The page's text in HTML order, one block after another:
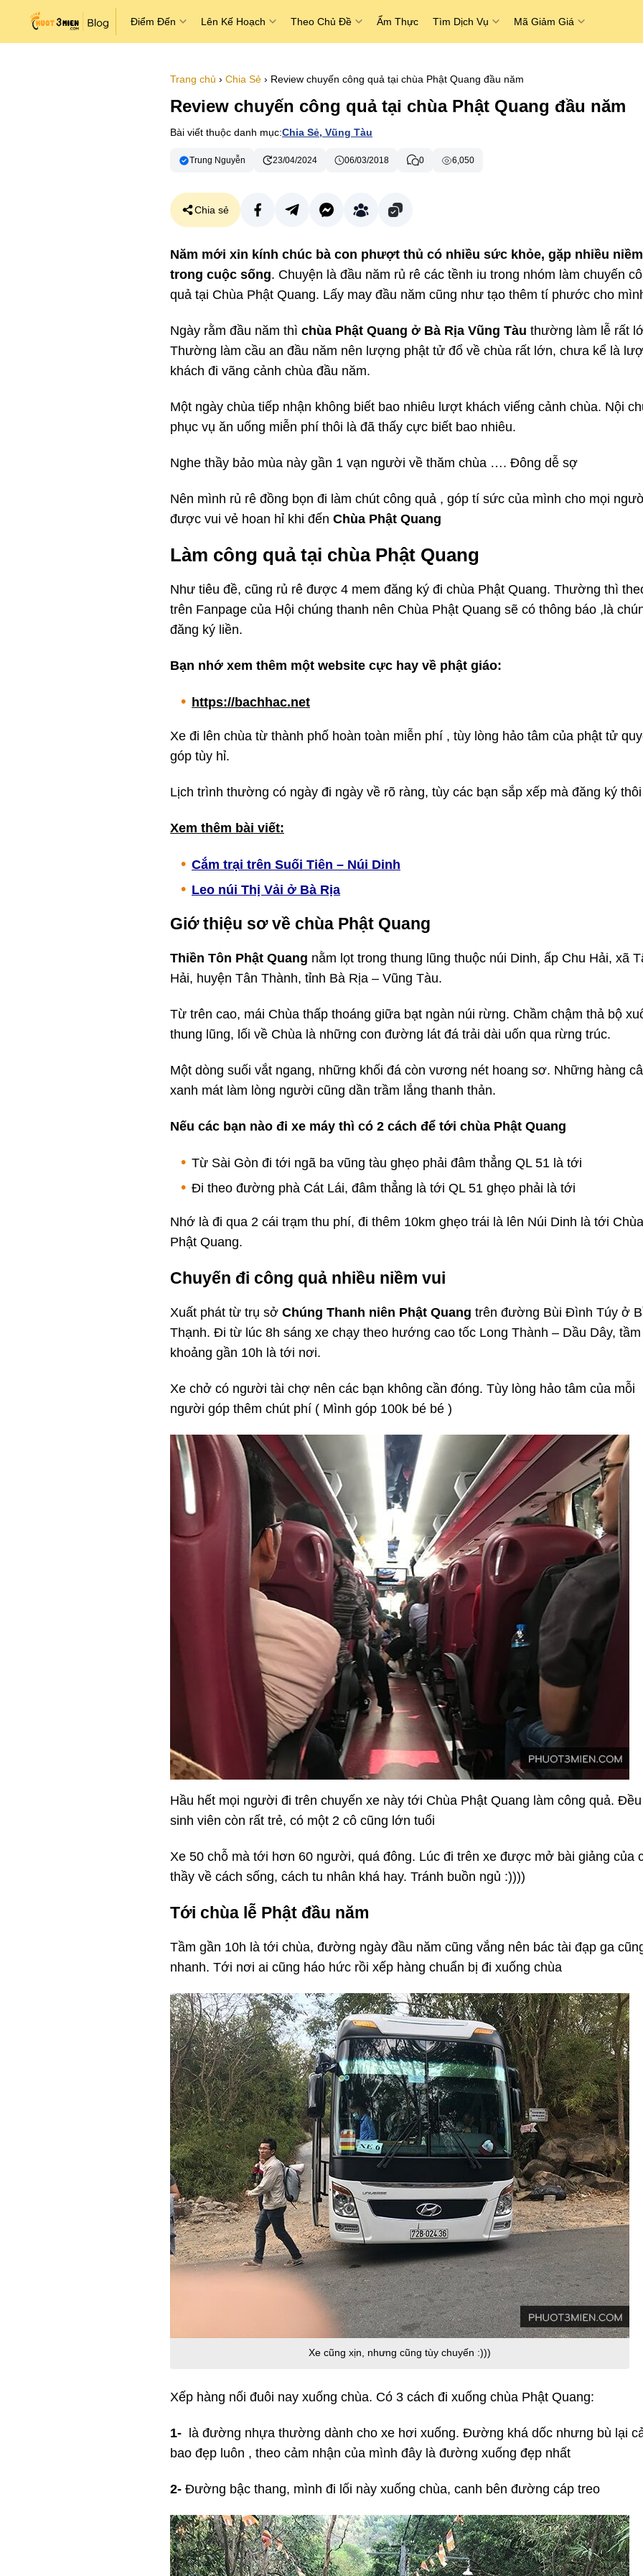
Điểm Đến Lên Kế Hoạch Theo Chủ Đề Ẩm Thực Tìm Dịch Vụ Mã Giảm Giá
Trang chủ › Chia Sẻ › Review chuyến công quả tại chùa Phật Quang đầu năm
Review chuyến công quả tại chùa Phật Quang đầu năm
Bài viết thuộc danh mục:Chia Sẻ, Vũng Tàu
Trung Nguyễn 23/04/2024 06/03/2018 0 6,050
Chia sẻ
Năm mới xin kính chúc bà con phượt thủ có nhiều sức khỏe, gặp nhiều
trong cuộc sống. Chuyện là đầu năm rủ rê các tềnh iu trong nhóm làm chuyến
quả tại Chùa Phật Quang. Lấy may đầu năm cũng như tạo thêm tí phước cho
Ngày rằm đầu năm thì chùa Phật Quang ở Bà Rịa Vũng Tàu thường làm lễ rất
Thường làm cầu an đầu năm nên lượng phật tử đổ về chùa rất lớn, chưa kể là
khách đi vãng cảnh chùa đầu năm.
Một ngày chùa tiếp nhận không biết bao nhiêu lượt khách viếng cảnh chùa. Nội
phục vụ ăn uống miễn phí thôi là đã thấy cực biết bao nhiêu.
Nghe thầy bảo mùa này gần 1 vạn người về thăm chùa …. Đông dễ sợ
Nên mình rủ rê đồng bọn đi làm chút công quả , góp tí sức của mình cho mọi
được vui vẻ hoan hỉ khi đến Chùa Phật Quang
Làm công quả tại chùa Phật Quang
Như tiêu đề, cũng rủ rê được 4 mem đăng ký đi chùa Phật Quang. Thường thì
trên Fanpage của Hội chúng thanh nên Chùa Phật Quang sẽ có thông báo ,là
đăng ký liền.
Bạn nhớ xem thêm một website cực hay về phật giáo:
https://bachhac.net
Xe đi lên chùa từ thành phố hoàn toàn miễn phí , tùy lòng hảo tâm của phật tử
góp tùy hỉ.
Lịch trình thường có ngày đi ngày về rõ ràng, tùy các bạn sắp xếp mà đăng ký thôi
Xem thêm bài viết:
Cắm trại trên Suối Tiên – Núi Dinh
Leo núi Thị Vải ở Bà Rịa
Giớ thiệu sơ về chùa Phật Quang
Thiền Tôn Phật Quang nằm lọt trong thung lũng thuộc núi Dinh, ấp Chu Hải, xã
Hải, huyện Tân Thành, tỉnh Bà Rịa – Vũng Tàu.
Từ trên cao, mái Chùa thấp thoáng giữa bạt ngàn núi rừng. Chầm chậm thả bộ
thung lũng, lối về Chùa là những con đường lát đá trải dài uốn qua rừng trúc.
Một dòng suối vắt ngang, những khối đá còn vương nét hoang sơ. Những hàng
xanh mát làm lòng người cũng dần trầm lắng thanh thản.
Nếu các bạn nào đi xe máy thì có 2 cách để tới chùa Phật Quang
Từ Sài Gòn đi tới ngã ba vũng tàu ghẹo phải đâm thẳng QL 51 là tới
Đi theo đường phà Cát Lái, đâm thẳng là tới QL 51 ghẹo phải là tới
Nhớ là đi qua 2 cái trạm thu phí, đi thêm 10km ghẹo trái là lên Núi Dinh là tới Chùa
Phật Quang.
Chuyến đi công quả nhiều niềm vui
Xuất phát từ trụ sở Chúng Thanh niên Phật Quang trên đường Bùi Đình Túy ở
Thạnh. Đi từ lúc 8h sáng xe chạy theo hướng cao tốc Long Thành – Dầu Dây, tầm
khoảng gần 10h là tới nơi.
Xe chở có người tài chợ nên các bạn không cần đóng. Tùy lòng hảo tâm của mỗi
người góp thêm chút phí ( Mình góp 100k bé bé )
Hầu hết mọi người đi trên chuyến xe này tới Chùa Phật Quang làm công quả.
sinh viên còn rất trẻ, có một 2 cô cũng lớn tuổi
Xe 50 chỗ mà tới hơn 60 người, quá đông. Lúc đi trên xe được mở bài giảng của
thầy về cách sống, cách tu nhân khá hay. Tránh buồn ngủ :))))
Tới chùa lễ Phật đầu năm
Tầm gần 10h là tới chùa, đường ngày đầu năm cũng vắng nên bác tài đạp ga
nhanh. Tới nơi ai cũng háo hức rồi xếp hàng chuẩn bị đi xuống chùa
Xe cũng xịn, nhưng cũng tùy chuyến :)))
Xếp hàng nối đuôi nay xuống chùa. Có 3 cách đi xuống chùa Phật Quang:
1- là đường nhựa thường dành cho xe hơi xuống. Đường khá dốc nhưng bù lại
bao đẹp luôn , theo cảm nhận của mình đây là đường xuống đẹp nhất
2- Đường bậc thang, mình đi lối này xuống chùa, canh bên đường cáp treo